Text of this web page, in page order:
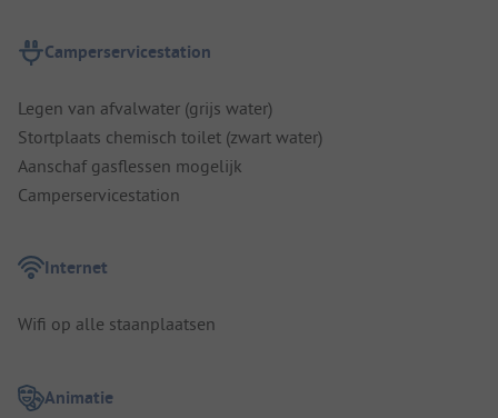
Camperservicestation
Legen van afvalwater (grijs water)
Stortplaats chemisch toilet (zwart water)
Aanschaf gasflessen mogelijk
Camperservicestation
Internet
Wifi op alle staanplaatsen
Animatie